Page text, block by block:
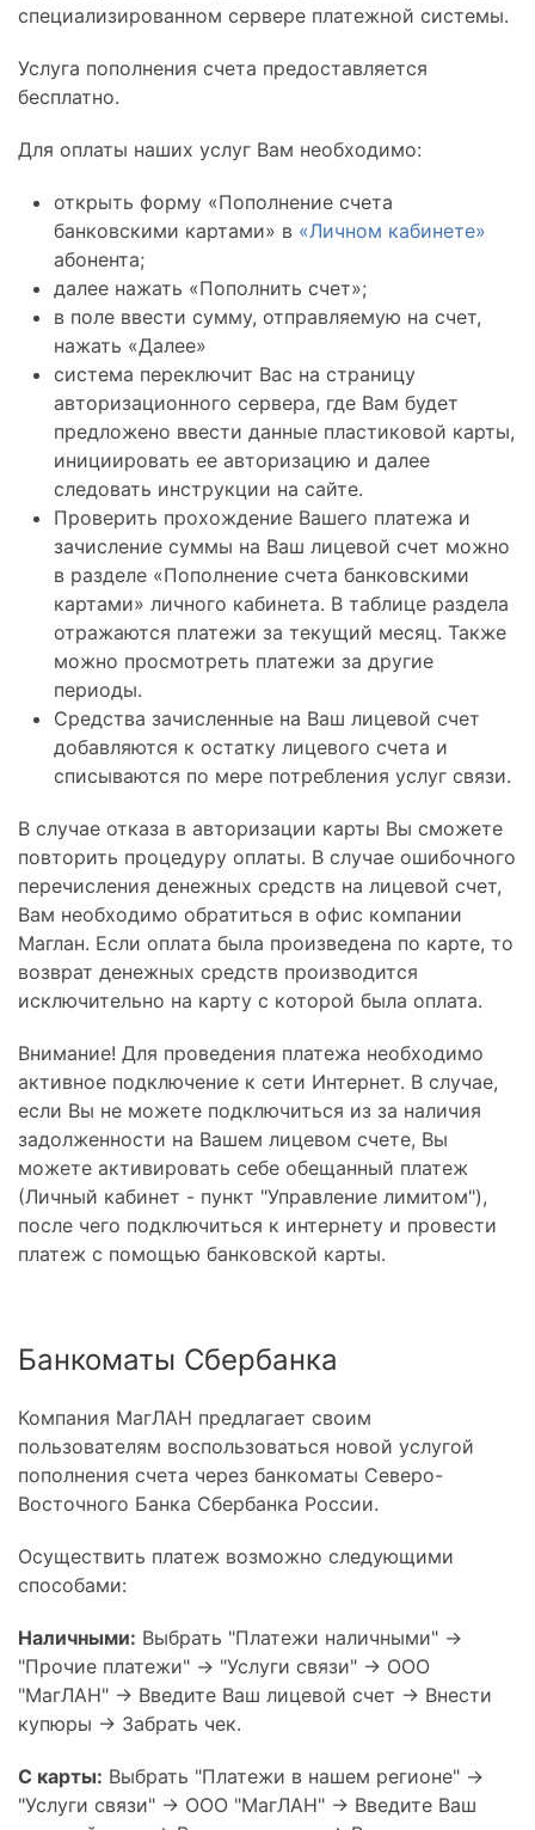
специализированном сервере платежной системы.
Услуга пополнения счета предоставляется
бесплатно.
Для оплаты наших услуг Вам необходимо:
открыть форму «Пополнение счета
банковскими картами» в «Личном кабинете»
абонента;
далее нажать «Пополнить счет»;
в поле ввести сумму, отправляемую на счет,
нажать «Далее»
система переключит Вас на страницу
авторизационного сервера, где Вам будет
предложено ввести данные пластиковой карты,
инициировать ее авторизацию и далее
следовать инструкции на сайте.
Проверить прохождение Вашего платежа и
зачисление суммы на Ваш лицевой счет можно
в разделе «Пополнение счета банковскими
картами» личного кабинета. В таблице раздела
отражаются платежи за текущий месяц. Также
можно просмотреть платежи за другие
периоды.
Средства зачисленные на Ваш лицевой счет
добавляются к остатку лицевого счета и
списываются по мере потребления услуг связи.
В случае отказа в авторизации карты Вы сможете
повторить процедуру оплаты. В случае ошибочного
перечисления денежных средств на лицевой счет,
Вам необходимо обратиться в офис компании
Маглан. Если оплата была произведена по карте, то
возврат денежных средств производится
исключительно на карту с которой была оплата.
Внимание! Для проведения платежа необходимо
активное подключение к сети Интернет. В случае,
если Вы не можете подключиться из за наличия
задолженности на Вашем лицевом счете, Вы
можете активировать себе обещанный платеж
(Личный кабинет - пункт "Управление лимитом"),
после чего подключиться к интернету и провести
платеж с помощью банковской карты.
Банкоматы Сбербанка
Компания МагЛАН предлагает своим
пользователям воспользоваться новой услугой
пополнения счета через банкоматы Северо-
Восточного Банка Сбербанка России.
Осуществить платеж возможно следующими
способами:
Наличными: Выбрать "Платежи наличными" ->
"Прочие платежи" -> "Услуги связи" -> ООО
"МагЛАН" -> Введите Ваш лицевой счет -> Внести
купюры -> Забрать чек.
С карты: Выбрать "Платежи в нашем регионе" ->
"Услуги связи" -> ООО "МагЛАН" -> Введите Ваш